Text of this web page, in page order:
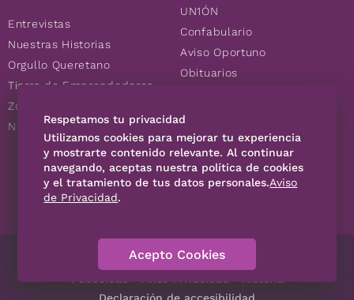
Entrevistas
Nuestras Historias
Orgullo Queretano
Tierra de Emprendedores
Zoociales
Nuevos Queretanos
UN1ÓN
Confabulario
Aviso Oportuno
Obituarios
Consultas
SÍGUENOS
Contáctanos Código de Ética
Respetamos tu privacidad
Utilizamos cookies para mejorar tu experiencia
y mostrarte contenido relevante. Al continuar
navegando, aceptas nuestra política de cookies
y el tratamiento de tus datos personales.Aviso
de Privacidad.
Acepto Cookies